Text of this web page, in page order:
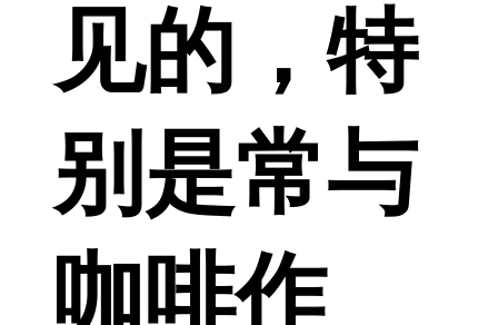
见的，特
别是常与
咖啡作